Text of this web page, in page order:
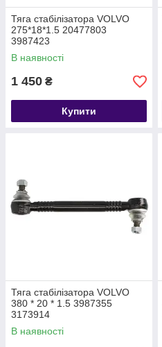
Тяга стабілізатора VOLVO
275*18*1.5 20477803
3987423
В наявності
1 450 ₴
Купити
Тяга стабілізатора VOLVO
380 * 20 * 1.5 3987355
3173914
В наявності